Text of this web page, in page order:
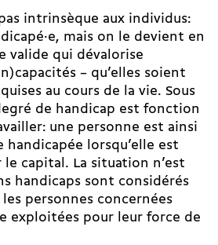
intrinsèque aux individus:
mais on le devient en
valide qui dévalorise
– qu’elles soient
au cours de la vie. Sous
de handicap est fonction
: une personne est ainsi
handicapée lorsqu’elle est
capital. La situation n’est
handicaps sont considérés
personnes concernées
exploitées pour leur force de